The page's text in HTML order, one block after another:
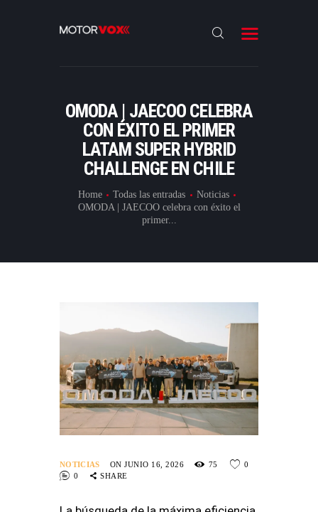
OMODA | JAECOO CELEBRA
CON ÉXITO EL PRIMER
LATAM SUPER HYBRID
CHALLENGE EN CHILE
Home Todas las entradas
Noticias
OMODA | JAECOO celebra con éxito el
primer...
LANZAMIENTOS
ESPECIALES
CONTACTO
NOTICIAS ON JUNIO 16, 2026 75
0
0
SHARE